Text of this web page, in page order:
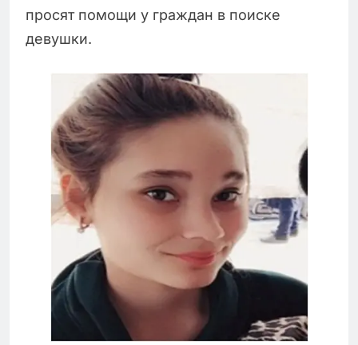
просят помощи у граждан в поиске
девушки.